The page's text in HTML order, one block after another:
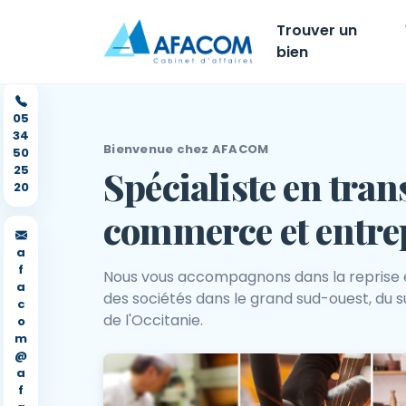
05
34
50
25
20
a
f
a
c
o
m
@
a
f
Trouver un
bien
Bienvenue chez AFACOM
Spécialiste en
commerce et
Nous vous accompagnons dans la
des sociétés dans le grand sud-ouest, du
de l'Occitanie.